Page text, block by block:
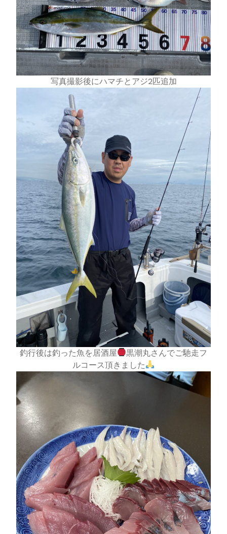
写真撮影後にハマチとアジ2匹追加
釣行後は釣った魚を居酒屋
黒潮丸さんでご馳走フ
ルコース頂きました